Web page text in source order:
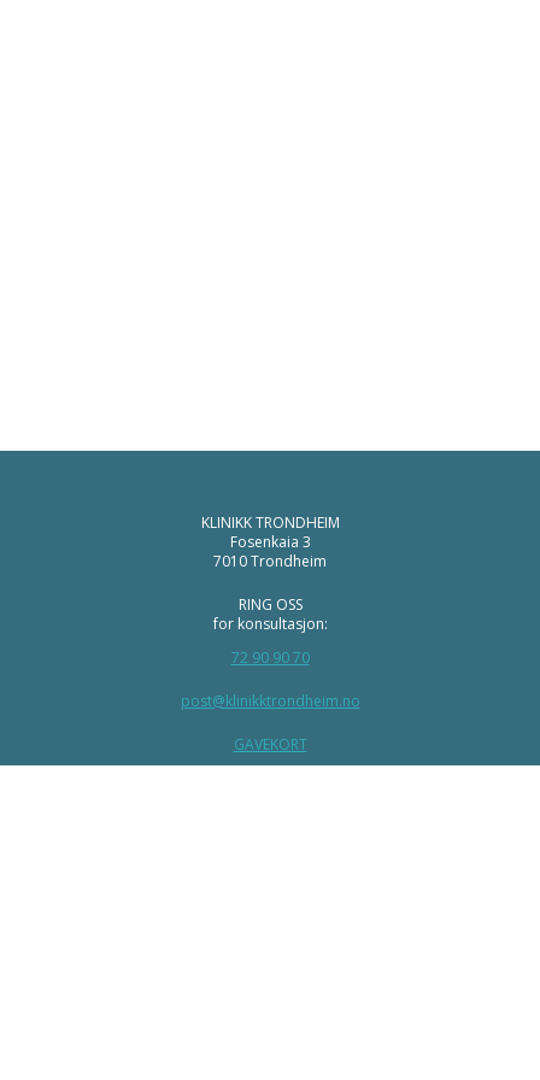
KLINIKK TRONDHEIM
Fosenkaia 3
7010 Trondheim
RING OSS
for konsultasjon:
72 90 90 70
post@klinikktrondheim.no
GAVEKORT